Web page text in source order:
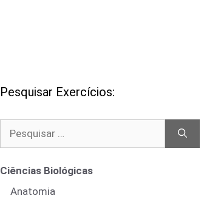
Pesquisar Exercícios:
Ciências Biológicas
Anatomia